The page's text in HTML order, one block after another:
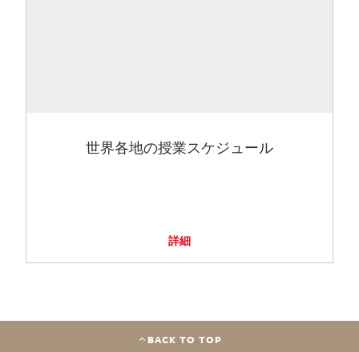
世界各地の授業スケジュール
詳細
BACK TO TOP